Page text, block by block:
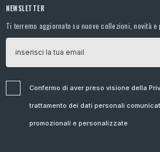
NEWSLETTER
Ti terremo aggiornato su nuove collezioni, novità e
Confermo di aver preso visione della
trattamento dei dati personali
promozionali e personalizzate